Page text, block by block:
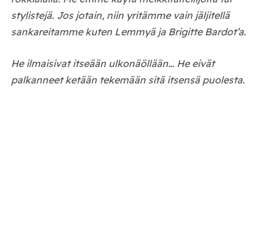
stylistejä. Jos jotain, niin yritämme vain jäljitellä
sankareitamme kuten Lemmyä ja Brigitte Bardot’a.
He ilmaisivat itseään ulkonäöllään… He eivät
palkanneet ketään tekemään sitä itsensä puolesta.